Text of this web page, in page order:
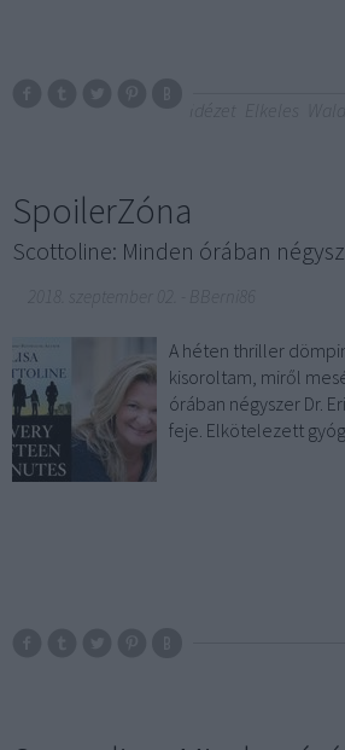
SpoilerZóna
Scottoline: Minden órában
A héten thriller
kisoroltam, miről
órában négyszer Dr.
feje. Elkötelezett